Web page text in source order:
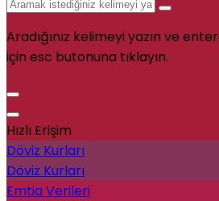
Aradığınız kelimeyi yazın ve
için esc butonuna tıklayın.
Hızlı Erişim
Döviz Kurları
Döviz Kurları
Emtia Verileri